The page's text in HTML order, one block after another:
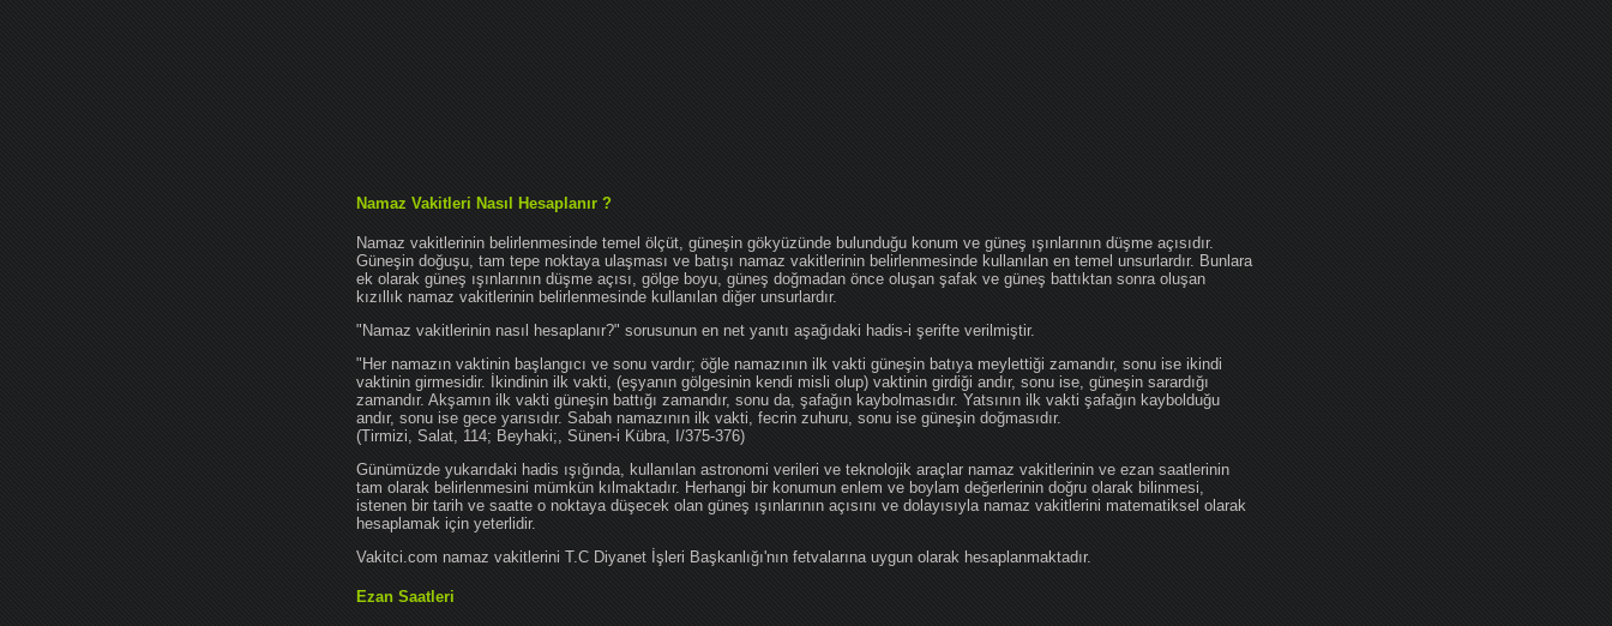
Namaz Vakitleri Nasıl Hesaplanır ?
Namaz vakitlerinin belirlenmesinde temel ölçüt, güneşin gökyüzünde bulunduğu konum ve güneş ışınlarının düşme açısıdır.
Güneşin doğuşu, tam tepe noktaya ulaşması ve batışı namaz vakitlerinin belirlenmesinde kullanılan en temel unsurlardır. Bunlara
ek olarak güneş ışınlarının düşme açısı, gölge boyu, güneş doğmadan önce oluşan şafak ve güneş battıktan sonra oluşan
kızıllık namaz vakitlerinin belirlenmesinde kullanılan diğer unsurlardır.
"Namaz vakitlerinin nasıl hesaplanır?" sorusunun en net yanıtı aşağıdaki hadis-i şerifte verilmiştir.
"Her namazın vaktinin başlangıcı ve sonu vardır; öğle namazının ilk vakti güneşin batıya meylettiği zamandır, sonu ise ikindi
vaktinin girmesidir. İkindinin ilk vakti, (eşyanın gölgesinin kendi misli olup) vaktinin girdiği andır, sonu ise, güneşin sarardığı
zamandır. Akşamın ilk vakti güneşin battığı zamandır, sonu da, şafağın kaybolmasıdır. Yatsının ilk vakti şafağın kaybolduğu
andır, sonu ise gece yarısıdır. Sabah namazının ilk vakti, fecrin zuhuru, sonu ise güneşin doğmasıdır.
(Tirmizi, Salat, 114; Beyhaki;, Sünen-i Kübra, I/375-376)
Günümüzde yukarıdaki hadis ışığında, kullanılan astronomi verileri ve teknolojik araçlar namaz vakitlerinin ve ezan saatlerinin
tam olarak belirlenmesini mümkün kılmaktadır. Herhangi bir konumun enlem ve boylam değerlerinin doğru olarak bilinmesi,
istenen bir tarih ve saatte o noktaya düşecek olan güneş ışınlarının açısını ve dolayısıyla namaz vakitlerini matematiksel olarak
hesaplamak için yeterlidir.
Vakitci.com namaz vakitlerini T.C Diyanet İşleri Başkanlığı'nın fetvalarına uygun olarak hesaplanmaktadır.
Ezan Saatleri